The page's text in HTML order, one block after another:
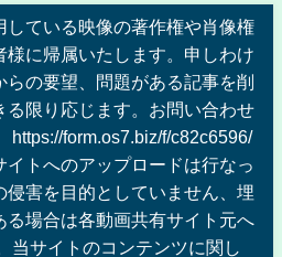
している映像の著作権や肖像権
に帰属いたします。申しわけ
らの要望、問題がある記事を削
る限り応じます。お問い合わせ
https://form.os7.biz/f/c82c6596/
イトへのアップロードは行なっ
害を目的としていません、埋
る場合は各動画共有サイト元へ
当サイトのコンテンツに関し